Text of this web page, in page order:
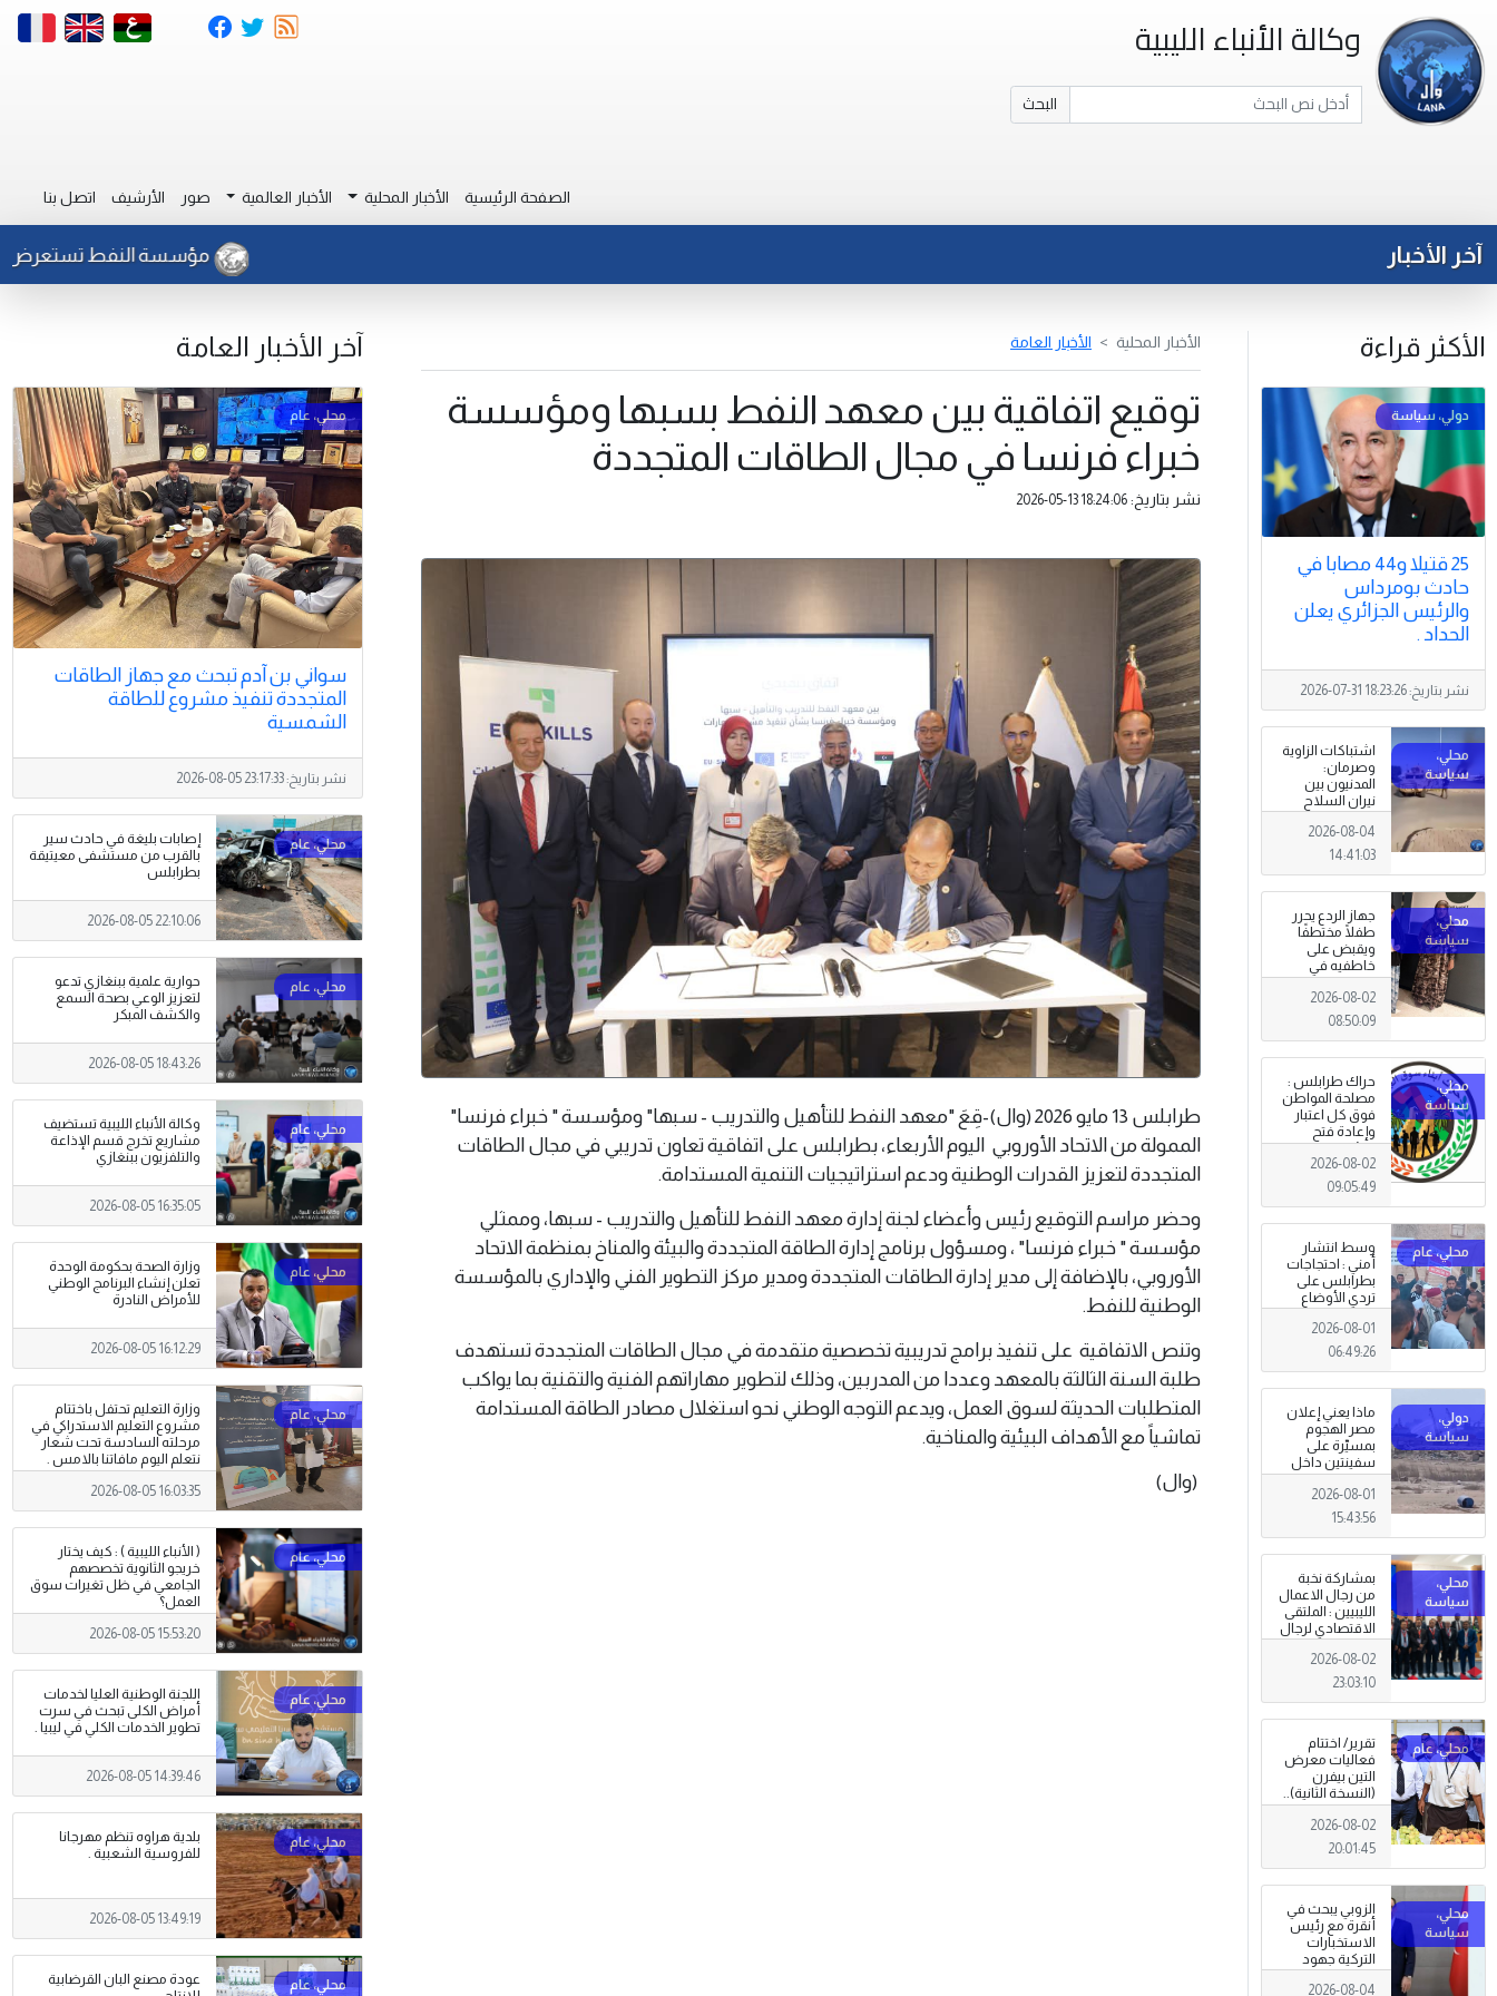
وكالة الأنباء الليبية
البحث
الصفحة الرئيسية الأخبار المحلية الأخبار العالمية صور الأرشيف اتصل بنا
آخر الأخبار مؤسسة النفط تستعرض
الأكثر قراءة
25 قتيلا و44 مصابا في
حادث بومرداس
والرئيس الجزائري يعلن
الحداد .
نشر بتاريخ:2026-07-31 18:23:26
اشتباكات الزاوية
وصرمان:
المدنيون بين
نيران السلاح
المنتشر خارج
سلطة القانون
2026-08-04
14:41:03
جهاز الردع يحرر
طفلًا مختطفًا
ويقبض على
خاطفيه في
طرابلس
2026-08-02
08:50:09
حراك طرابلس :
مصلحة المواطن
فوق كل اعتبار
وإعادة فتح
المؤسسات
جاءت استجابةً
للإرادة الشعبية
2026-08-02
09:05:49
وسط انتشار
أمني : احتجاجات
بطرابلس على
تردي الأوضاع
المعيشية وتدني
الخدمات العامة .
2026-08-01
06:49:26
ماذا يعني إعلان
مصر الهجوم
بمسيّرة على
سفينتين داخل
ميناء دمياط؟
(قراءة تحليلية)
2026-08-01
15:43:56
بمشاركة نخبة
من رجال الاعمال
الليبيين : الملتقى
الاقتصادي لرجال
الاعمال 2026
تبدأ فعاليات
بمدينة سرت .
2026-08-02
23:03:10
تقرير/ اختتام
فعاليات معرض
التين بيفرن
(النسخة الثانية)..
تظاهرة وطنية
وصمود
للمزارعين في
2026-08-02
20:01:45
الزوبي يبحث في
أنقرة مع رئيس
الاستخبارات
التركية جهود
توحيد المؤسسة
العسكرية على
2026-08-04
الأخبار المحلية الأخبار العامة
توقيع اتفاقية بين معهد النفط بسبها ومؤسسة
خبراء فرنسا في مجال الطاقات المتجددة
نشر بتاريخ: 2026-05-13 18:24:06
طرابلس 13 مايو 2026 (وال)-قِعَ "معهد النفط للتأهيل والتدريب - سبها" ومؤسسة " خبراء فرنسا"
الممولة من الاتحاد الأوروبي اليوم الأربعاء، بطرابلس على اتفاقية تعاون تدريبي في مجال الطاقات
المتجددة لتعزيز القدرات الوطنية ودعم استراتيجيات التنمية المستدامة.
وحضر مراسم التوقيع رئيس وأعضاء لجنة إدارة معهد النفط للتأهيل والتدريب - سبها، وممثلي
مؤسسة " خبراء فرنسا" ، ومسؤول برنامج إدارة الطاقة المتجددة والبيئة والمناخ بمنظمة الاتحاد
الأوروبي، بالإضافة إلى مدير إدارة الطاقات المتجددة ومدير مركز التطوير الفني والإداري بالمؤسسة
الوطنية للنفط.
وتنص الاتفاقية على تنفيذ برامج تدريبية تخصصية متقدمة في مجال الطاقات المتجددة تستهدف
طلبة السنة الثالثة بالمعهد وعددا من المدربين، وذلك لتطوير مهاراتهم الفنية والتقنية بما يواكب
المتطلبات الحديثة لسوق العمل، ويدعم التوجه الوطني نحو استغلال مصادر الطاقة المستدامة
تماشياً مع الأهداف البيئية والمناخية.
(وال)
آخر الأخبار العامة
سواني بن آدم تبحث مع جهاز الطاقات
المتجددة تنفيذ مشروع للطاقة
الشمسية
نشر بتاريخ:2026-08-05 23:17:33
إصابات بليغة في حادث سير
بالقرب من مستشفى معيتيقة
بطرابلس
2026-08-05 22:10:06
حوارية علمية ببنغازي تدعو
لتعزيز الوعي بصحة السمع
والكشف المبكر
2026-08-05 18:43:26
وكالة الأنباء الليبية تستضيف
مشاريع تخرج قسم الإذاعة
والتلفزيون ببنغازي
2026-08-05 16:35:05
وزارة الصحة بحكومة الوحدة
تعلن إنشاء البرنامج الوطني
للأمراض النادرة
2026-08-05 16:12:29
وزارة التعليم تحتفل باختتام
مشروع التعليم الاستدراكي في
مرحلته السادسة تحت شعار
نتعلم اليوم مافاتنا بالامس .
2026-08-05 16:03:35
( الأنباء الليبية ) : كيف يختار
خريجو الثانوية تخصصهم
الجامعي في ظل تغيرات سوق
العمل؟
2026-08-05 15:53:20
اللجنة الوطنية العليا لخدمات
أمراض الكلى تبحث في سرت
تطوير الخدمات الكلي في ليبيا .
2026-08-05 14:39:46
بلدية هراوه تنظم مهرجانا
للفروسية الشعبية .
2026-08-05 13:49:19
عودة مصنع البان القرضابية